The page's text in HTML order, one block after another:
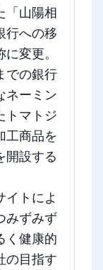
「山陽相
行への移
変更。
での銀行
ネーミン
トマトジ
工商品を
開設する
イトによ
みずみず
く健康的
の目指す